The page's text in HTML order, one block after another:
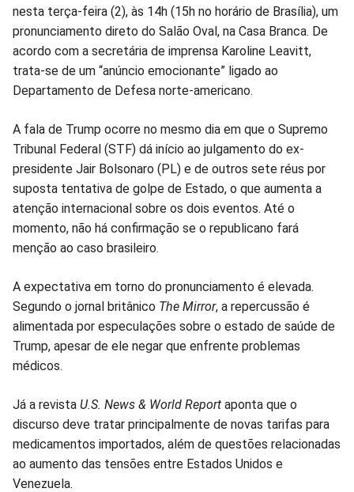
no
Facebook
no
Whatsapp
no
Twitter
no
Messenger
no
Telegram
no
nesta terça-feira (2), às 14h (15h no horário de Brasília), um
pronunciamento direto do Salão Oval, na Casa Branca. De
acordo com a secretária de imprensa Karoline Leavitt,
trata-se de um “anúncio emocionante” ligado ao
Departamento de Defesa norte-americano.
A fala de Trump ocorre no mesmo dia em que o Supremo
Tribunal Federal (STF) dá início ao julgamento do ex-
presidente Jair Bolsonaro (PL) e de outros sete réus por
suposta tentativa de golpe de Estado, o que aumenta a
atenção internacional sobre os dois eventos. Até o
momento, não há confirmação se o republicano fará
menção ao caso brasileiro.
A expectativa em torno do pronunciamento é elevada.
Segundo o jornal britânico The Mirror, a repercussão é
alimentada por especulações sobre o estado de saúde de
Trump, apesar de ele negar que enfrente problemas
médicos.
Já a revista U.S. News & World Report aponta que o
discurso deve tratar principalmente de novas tarifas para
medicamentos importados, além de questões relacionadas
ao aumento das tensões entre Estados Unidos e
Venezuela.